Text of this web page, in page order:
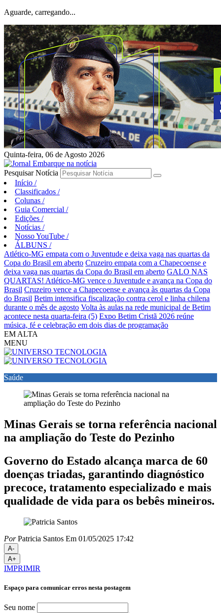
Aguarde, carregando...
Quinta-feira, 06 de Agosto 2026
Pesquisar Notícia
Início /
Classificados /
Colunas /
Guia Comercial /
Edições /
Notícias /
Nosso YouTube /
ÁLBUNS /
Atlético-MG empata com o Juventude e deixa vaga nas quartas da
Copa do Brasil em aberto Cruzeiro empata com a Chapecoense e
deixa vaga nas quartas da Copa do Brasil em aberto GALO NAS
QUARTAS! Atlético-MG vence o Juventude e avança na Copa do
Brasil Cruzeiro vence a Chapecoense e avança às quartas da Copa
do Brasil Betim intensifica fiscalização contra cerol e linha chilena
durante o mês de agosto Volta às aulas na rede municipal de Betim
acontece nesta quarta-feira (5) Expo Betim Cristã 2026 reúne
música, fé e celebração em dois dias de programação
EM ALTA
MENU
Saúde
Minas Gerais se torna referência nacional
na ampliação do Teste do Pezinho
Governo do Estado alcança marca de 60
doenças triadas, garantindo diagnóstico
precoce, tratamento especializado e mais
qualidade de vida para os bebês mineiros.
PorPatricia Santos Em 01/05/2025 17:42
A-
A+
IMPRIMIR
Espaço para comunicar erros nesta postagem
Seu nome